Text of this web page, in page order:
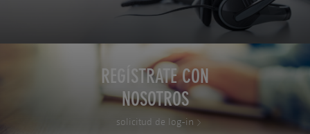
REGÍSTRATE CON
NOSOTROS
solicitud de log-in